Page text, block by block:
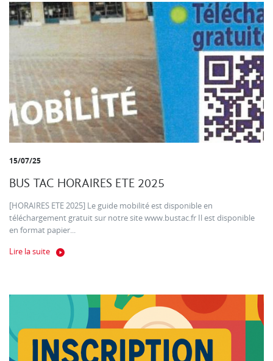
15/07/25
BUS TAC HORAIRES ETE 2025
[HORAIRES ETE 2025] Le guide mobilité est disponible en
téléchargement gratuit sur notre site www.bustac.fr Il est disponible
en format papier...
Lire la suite